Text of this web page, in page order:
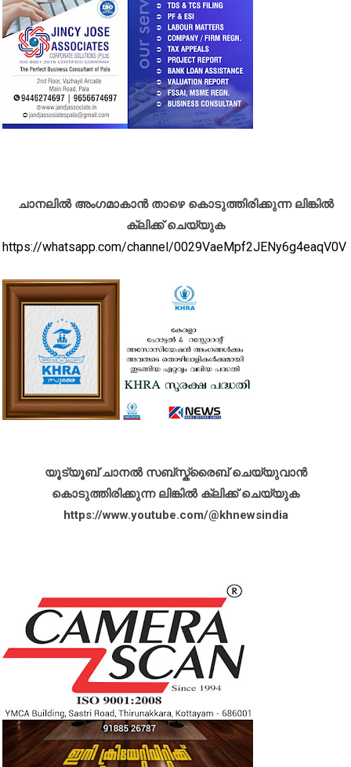
ചാനലിൽ അംഗമാകാൻ താഴെ കൊടുത്തിരിക്കുന്ന ലിങ്കിൽ
ക്ലിക്ക് ചെയ്യുക
https://whatsapp.com/channel/0029VaeMpf2JENy6g4eaqV0V
യൂട്യൂബ് ചാനൽ സബ്സ്ക്രൈബ് ചെയ്യുവാൻ
കൊടുത്തിരിക്കുന്ന ലിങ്കിൽ ക്ലിക്ക് ചെയ്യുക
https://www.youtube.com/@khnewsindia